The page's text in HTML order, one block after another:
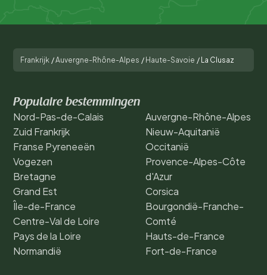
Frankrijk /Auvergne-Rhône-Alpes / Haute-Savoie / La Clusaz
Populaire bestemmingen
Nord-Pas-de-Calais
Zuid Frankrijk
Franse Pyreneeën
Vogezen
Bretagne
Grand Est
Île-de-France
Centre-Val de Loire
Pays de la Loire
Normandië
Auvergne-Rhône-Alpes
Nieuw-Aquitanië
Occitanië
Provence-Alpes-Côte
d'Azur
Corsica
Bourgondië-Franche-
Comté
Hauts-de-France
Fort-de-France